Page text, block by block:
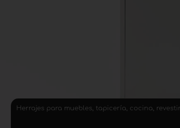
Herrajes para muebles, tapicería, cocina,